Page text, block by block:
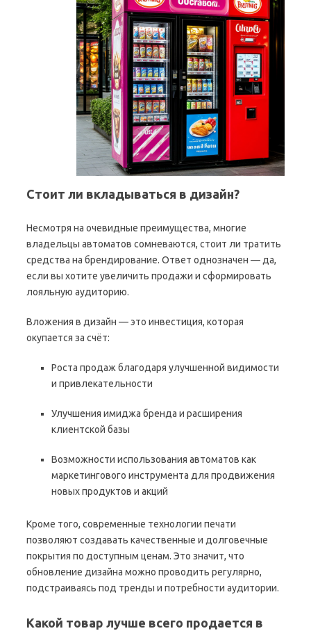
Стоит ли вкладываться в дизайн?
Несмотря на очевидные преимущества, многие
владельцы автоматов сомневаются, стоит ли тратить
средства на брендирование. Ответ однозначен — да,
если вы хотите увеличить продажи и сформировать
лояльную аудиторию.
Вложения в дизайн — это инвестиция, которая
окупается за счёт:
Ростa продаж благодаря улучшенной видимости
и привлекательности
Улучшения имиджа бренда и расширения
клиентской базы
Возможности использования автоматов как
маркетингового инструмента для продвижения
новых продуктов и акций
Кроме того, современные технологии печати
позволяют создавать качественные и долговечные
покрытия по доступным ценам. Это значит, что
обновление дизайна можно проводить регулярно,
подстраиваясь под тренды и потребности аудитории.
Какой товар лучше всего продается в